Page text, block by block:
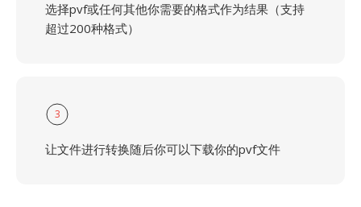
选择pvf或任何其他你需要的格式作为结果（支持
超过200种格式）
3
让文件进行转换随后你可以下载你的pvf文件